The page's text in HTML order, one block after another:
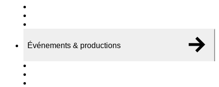
Événements & productions